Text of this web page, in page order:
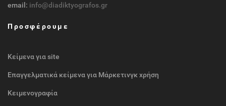
email: info@diadiktyografos.gr
Προσφέρουμε
Κείμενα για site
Επαγγελματικά κείμενα για Μάρκετινγκ χρήση
Κειμενογραφία